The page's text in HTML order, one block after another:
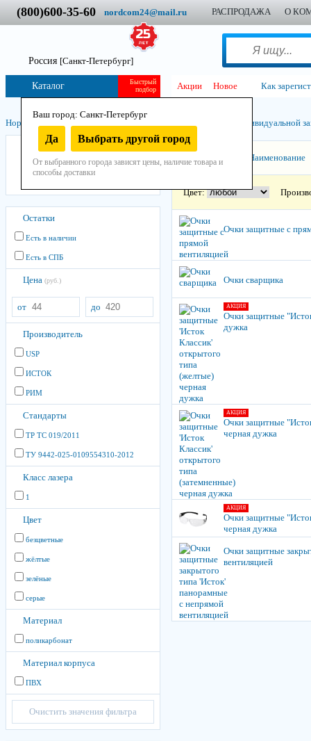
(800)600-35-60 nordcom24@mail.ru РАСПРОДАЖА О
Россия [Санкт-Петербург]
Ваш город: Санкт-Петербург
Да Выбрать другой город
От выбранного города зависят цены, наличие товара и
способы доставки
Быстрый
подбор
Каталог Акции Новое Как
Нордком Инструмент Остнастно-расходный Средства индивидуальной
Маски и щитки
Очки
Остатки
Есть в наличии
Есть в СПБ
Цена (руб.)
от до
Производитель
USP
ИСТОК
РИМ
Стандарты
ТР ТС 019/2011
ТУ 9442-025-0109554310-2012
Класс лазера
1
Цвет
безцветные
жёлтые
зелёные
серые
Материал
поликарбонат
Материал корпуса
ПВХ
Очистить значения фильтра
Наименование
Цвет:
Очки защитные с
Очки сварщика
АКЦИЯ
Очки защитные
дужка
АКЦИЯ
Очки защитные
черная дужка
АКЦИЯ
Очки защитные
черная дужка
Очки защитные
вентиляцией